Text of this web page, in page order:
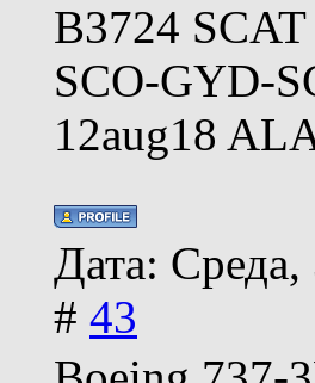
B3724
SCO-GYD-
12aug18
Дата:
# 43